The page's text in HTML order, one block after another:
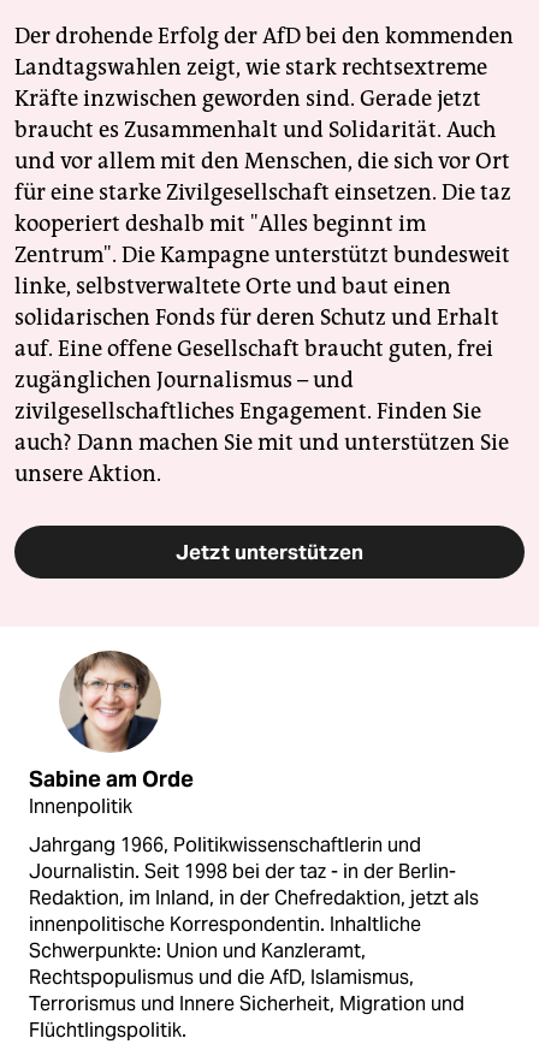
Der drohende Erfolg der AfD bei den kommenden
Landtagswahlen zeigt, wie stark rechtsextreme
Kräfte inzwischen geworden sind. Gerade jetzt
braucht es Zusammenhalt und Solidarität. Auch
und vor allem mit den Menschen, die sich vor Ort
für eine starke Zivilgesellschaft einsetzen. Die taz
kooperiert deshalb mit "Alles beginnt im
Zentrum". Die Kampagne unterstützt bundesweit
linke, selbstverwaltete Orte und baut einen
solidarischen Fonds für deren Schutz und Erhalt
auf. Eine offene Gesellschaft braucht guten, frei
zugänglichen Journalismus – und
zivilgesellschaftliches Engagement. Finden Sie
auch? Dann machen Sie mit und unterstützen Sie
unsere Aktion.
Jetzt unterstützen
Sabine am Orde
Innenpolitik
Jahrgang 1966, Politikwissenschaftlerin und
Journalistin. Seit 1998 bei der taz - in der Berlin-
Redaktion, im Inland, in der Chefredaktion, jetzt als
innenpolitische Korrespondentin. Inhaltliche
Schwerpunkte: Union und Kanzleramt,
Rechtspopulismus und die AfD, Islamismus,
Terrorismus und Innere Sicherheit, Migration und
Flüchtlingspolitik.